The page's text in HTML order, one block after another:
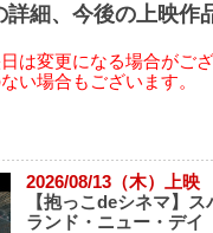
細、今後の上映作
は変更になる場合がご
い場合もございます。
2026/08/13（木）上映
【抱っこdeシネマ】
ランド・ニュー・デイ